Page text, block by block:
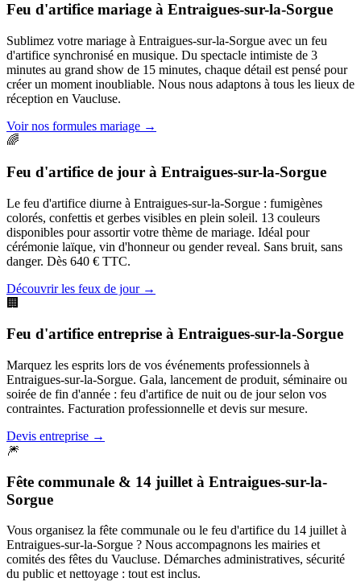
Feu d'artifice mariage à Entraigues-sur-la-Sorgue
Sublimez votre mariage à Entraigues-sur-la-Sorgue avec un feu
d'artifice synchronisé en musique. Du spectacle intimiste de 3
minutes au grand show de 15 minutes, chaque détail est pensé pour
créer un moment inoubliable. Nous nous adaptons à tous les lieux de
réception en Vaucluse.
Voir nos formules mariage →
🌈
Feu d'artifice de jour à Entraigues-sur-la-Sorgue
Le feu d'artifice diurne à Entraigues-sur-la-Sorgue : fumigènes
colorés, confettis et gerbes visibles en plein soleil. 13 couleurs
disponibles pour assortir votre thème de mariage. Idéal pour
cérémonie laïque, vin d'honneur ou gender reveal. Sans bruit, sans
danger. Dès 640 € TTC.
Découvrir les feux de jour→
🏢
Feu d'artifice entreprise à Entraigues-sur-la-Sorgue
Marquez les esprits lors de vos événements professionnels à
Entraigues-sur-la-Sorgue. Gala, lancement de produit, séminaire ou
soirée de fin d'année : feu d'artifice de nuit ou de jour selon vos
contraintes. Facturation professionnelle et devis sur mesure.
Devis entreprise →
🎆
Fête communale & 14 juillet à Entraigues-sur-la-
Sorgue
Vous organisez la fête communale ou le feu d'artifice du 14 juillet à
Entraigues-sur-la-Sorgue ? Nous accompagnons les mairies et
comités des fêtes du Vaucluse. Démarches administratives, sécurité
du public et nettoyage : tout est inclus.